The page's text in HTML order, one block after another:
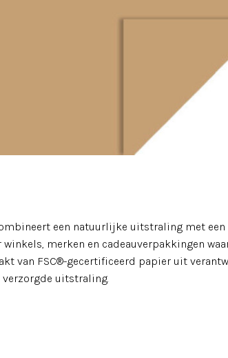
een natuurlijke uitstraling met
merken en cadeauverpakkingen
van FSC®-gecertificeerd papier uit
uitstraling.